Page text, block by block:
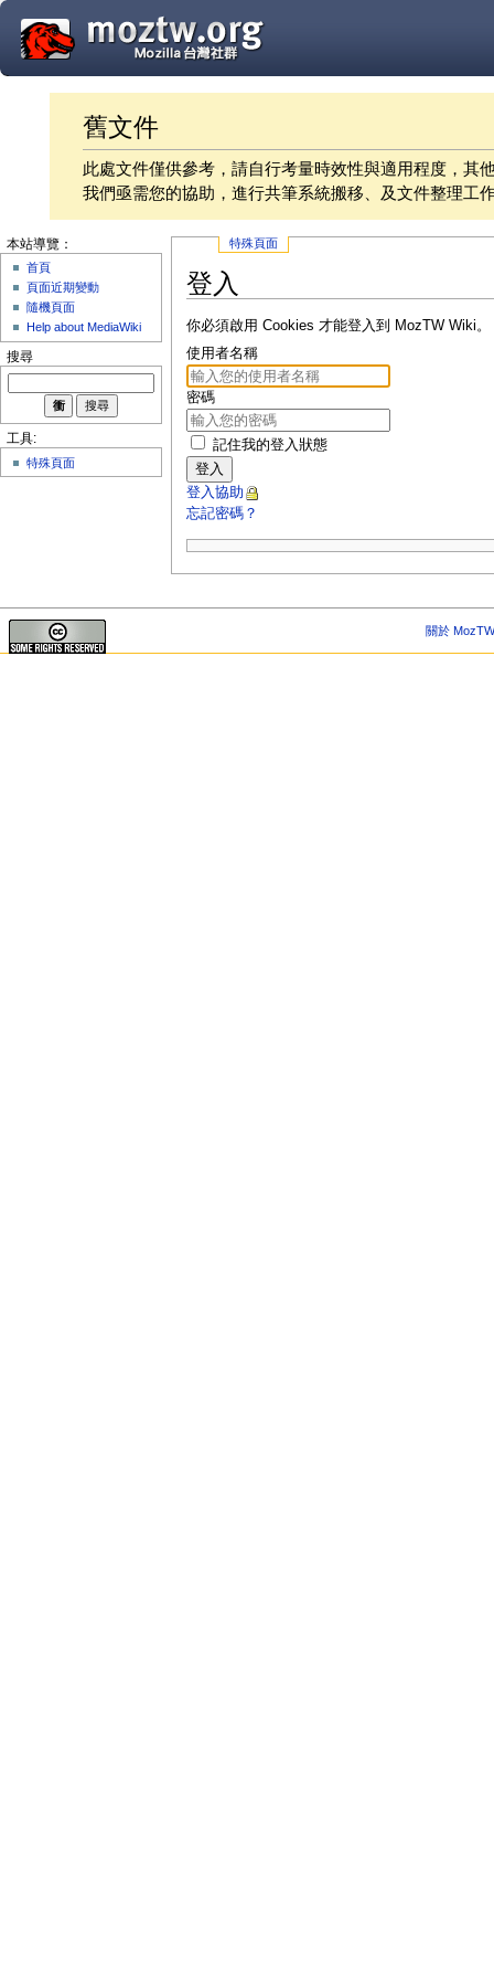
舊文件
此處文件僅供參考，請自行考量時效性與適用程度，其
我們亟需您的協助，進行共筆系統搬移、及文件整理工
特殊頁面
登入
你必須啟用 Cookies 才能登入到 MozTW Wiki。
使用者名稱
密碼
記住我的登入狀態
登入
登入協助
忘記密碼？
本站導覽：
首頁
頁面近期變動
隨機頁面
Help about MediaWiki
搜尋
工具:
特殊頁面
關於